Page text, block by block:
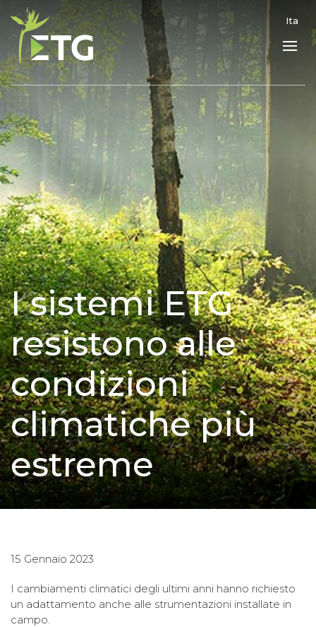
Ita
I sistemi ETG
resistono alle
condizioni
climatiche più
estreme
15 Gennaio 2023
I cambiamenti climatici degli ultimi anni hanno richiesto
un adattamento anche alle strumentazioni installate in
campo.